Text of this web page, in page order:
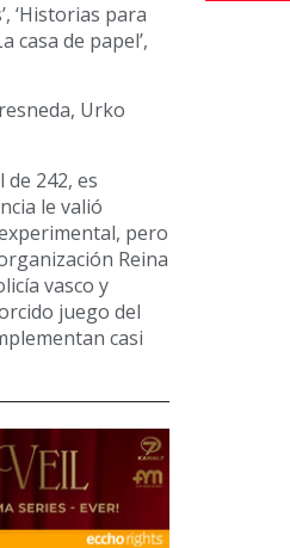
‘Historias para
casa de papel’,
Urko
242, es
le valió
pero
Reina
vasco y
juego del
casi